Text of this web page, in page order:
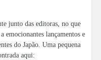
junto das editoras, no que
emocionantes lançamentos e
do Japão. Uma pequena
aqui: